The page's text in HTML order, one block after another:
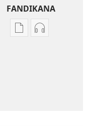
FANDIKANA
FandikanaFandikana